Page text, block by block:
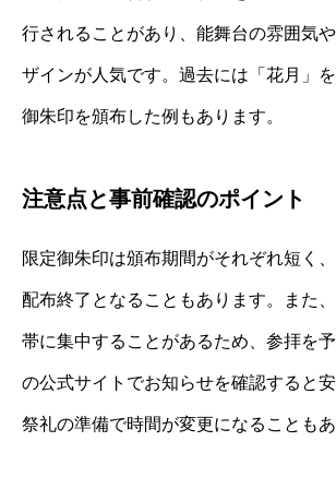
行されることがあり、能舞台の雰囲気
ザインが人気です。過去には「花月」
御朱印を頒布した例もあります。
注意点と事前確認のポイント
限定御朱印は頒布期間がそれぞれ短く
配布終了となることもあります。また
帯に集中することがあるため、参拝を
の公式サイトでお知らせを確認すると
祭礼の準備で時間が変更になることもあ